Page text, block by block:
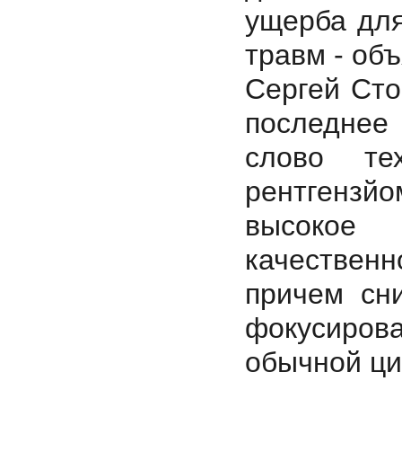
ущерба
травм -
Сергей
последнее
слово
причем
обычной